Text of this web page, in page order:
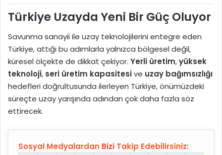
Türkiye Uzayda Yeni Bir Güç Oluyor
Savunma sanayii ile uzay teknolojilerini entegre eden
Türkiye, attığı bu adımlarla yalnızca bölgesel değil,
küresel ölçekte de dikkat çekiyor. Yerli üretim,yüksek
teknoloji, seri üretim kapasitesive uzay bağımsızlığı
hedefleri doğrultusunda ilerleyen Türkiye, önümüzdeki
süreçte uzay yarışında adından çok daha fazla söz
ettirecek.
Sosyal Medyalardan Bizi Takip Edebilirsiniz: